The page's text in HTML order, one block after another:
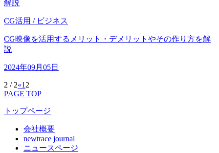
CG活用 / ビジネス
CG映像を活用するメリット・デメリットやその作り方を解
説
2024年09月05日
2 / 2«1 2
PAGE TOP
トップページ
会社概要
newtrace journal
ニュースページ